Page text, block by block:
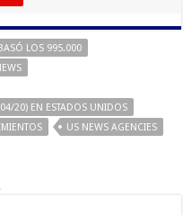
LOS 995.000
20) EN ESTADOS UNIDOS
US NEWS AGENCIES